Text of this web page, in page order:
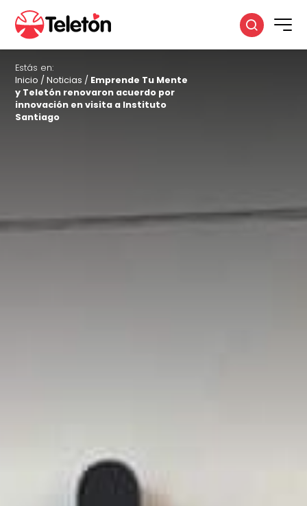
Estás en:
Inicio /Noticias / Emprende Tu Mente
y Teletón renovaron acuerdo por
innovación en visita a Instituto
Santiago